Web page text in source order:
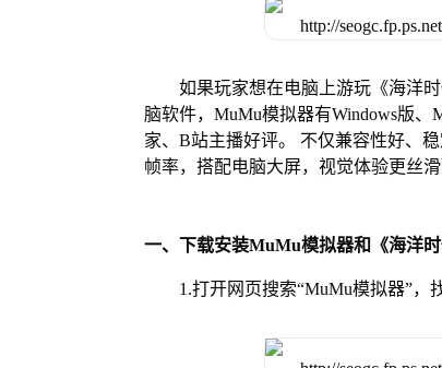
如果玩家想在电脑上游玩《海洋
脑软件，MuMu模拟器有Windows版
家、B站主播好评。 不仅兼容性好、
帧率，搭配电脑大屏，视觉体验更丝滑
一、下载安装MuMu模拟器和《海洋时
1.打开网页搜索“MuMu模拟器”，